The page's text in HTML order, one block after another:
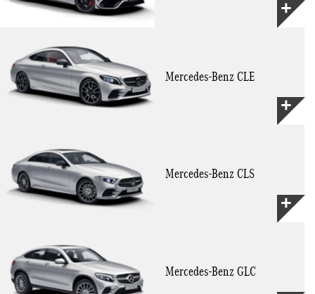
Mercedes-Benz CLE
Mercedes-Benz CLS
Mercedes-Benz GLC